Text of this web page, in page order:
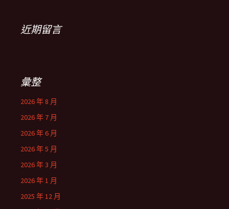
近期留言
彙整
2026 年 8 月
2026 年 7 月
2026 年 6 月
2026 年 5 月
2026 年 3 月
2026 年 1 月
2025 年 12 月